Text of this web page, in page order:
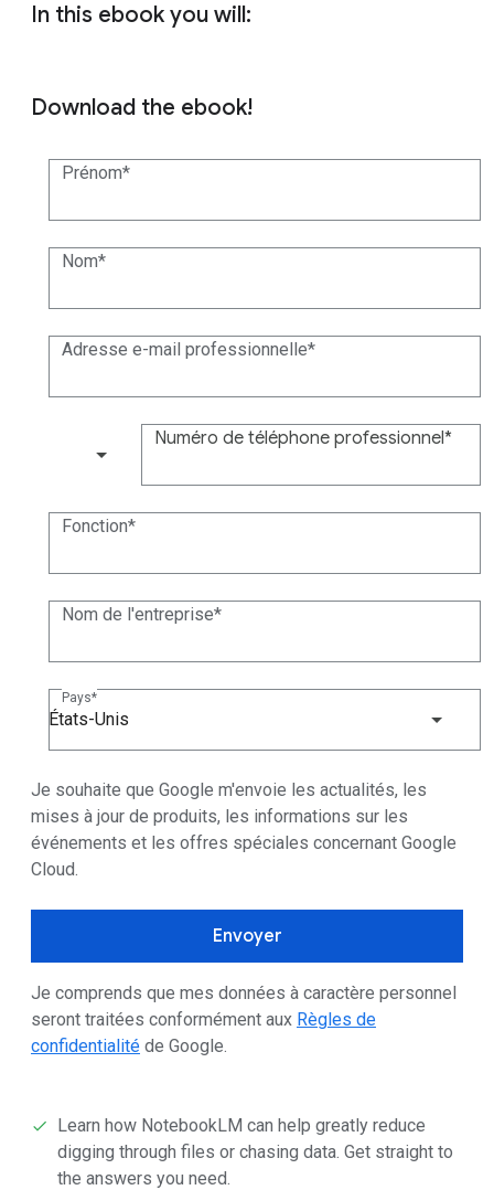
In this ebook you will:
Download the ebook!
Prénom
Nom
Adresse e-mail professionnelle
Numéro de téléphone professionnel
Fonction
Nom de l'entreprise
Pays
États-Unis
Je souhaite que Google m'envoie les actualités, les
mises à jour de produits, les informations sur les
événements et les offres spéciales concernant Google
Cloud.
Envoyer
Je comprends que mes données à caractère personnel
seront traitées conformément aux Règles de
confidentialité de Google.
Learn how NotebookLM can help greatly reduce
digging through files or chasing data. Get straight to
the answers you need.